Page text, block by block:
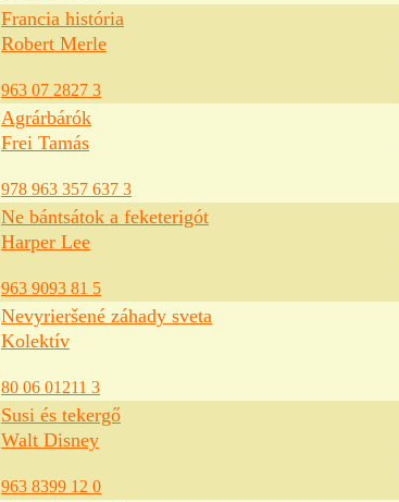
Francia história
Robert Merle
963 07 2827 3
Agrárbárók
Frei Tamás
978 963 357 637 3
Ne bántsátok a feketerigót
Harper Lee
963 9093 81 5
Nevyrieršené záhady sveta
Kolektív
80 06 01211 3
Susi és tekergő
Walt Disney
963 8399 12 0